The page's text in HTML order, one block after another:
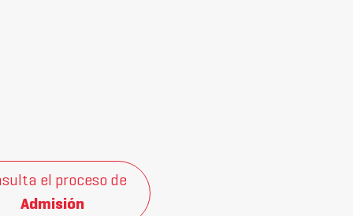
el proceso de
Admisión